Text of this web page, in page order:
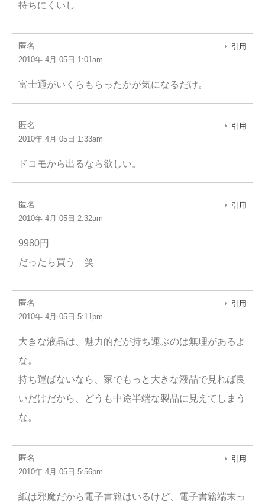
持ちにくいし
匿名
2010年 4月 05日 1:01am
引用
富士通がいくらもらったかが気になるだけ。
匿名
2010年 4月 05日 1:33am
引用
ドコモから出るなら欲しい。
匿名
2010年 4月 05日 2:32am
引用
9980円
だったら買う 笑
匿名
2010年 4月 05日 5:11pm
引用
大きな液晶は、魅力的だが持ち運ぶのは無理があるよ
な。
持ち運ばないなら、家でもっと大きな液晶で見れば良
いだけだから、どうも中途半端な製品に見えてしまう
な。
匿名
2010年 4月 05日 5:56pm
引用
紙は邪魔だから電子書籍はいるけど、電子書籍端末っ